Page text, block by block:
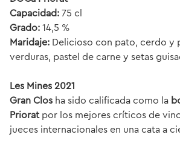
Capacidad: 75 cl
Grado: 14,5 %
Maridaje: Delicioso con pato, cerdo y
verduras, pastel de carne y setas
Les Mines 2021
Gran Clos ha sido calificada como la
Prioratpor los mejores críticos de
jueces internacionales en una cata a